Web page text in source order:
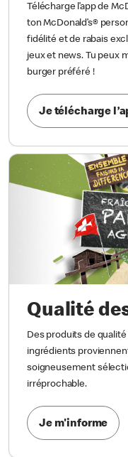
Télécharge l’app de
ton McDonald’s®
fidélité et de rabais
jeux et news. Tu peux
burger préféré !
Je télécharge
Qualité
Des produits de
ingrédients
soigneusement
irréprochable.
Je m'informe